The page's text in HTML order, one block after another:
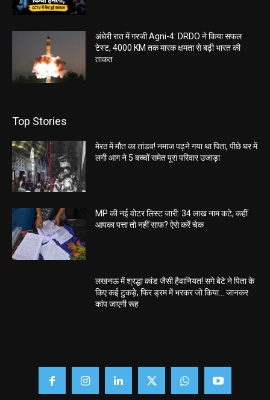
अंधेरी रात में गरजी Agni-4: DRDO ने किया सफल
टेस्ट, 4000 KM तक मारक क्षमता से बढ़ी भारत की
ताकत
Top Stories
मेरठ में मौत का तांडव! नमाज पढ़ने गया था पिता, पीछे घर में
लगी आग ने 5 बच्चों समेत पूरा परिवार उजाड़ा
MP की नई वोटर लिस्ट जारी: 34 लाख नाम कटे, कहीं
आपका पत्ता तो नहीं साफ? ऐसे करें चेक
लखनऊ में श्रद्धा कांड जैसी हैवानियत! सगे बेटे ने पिता के
किए कई टुकड़े, फिर ड्रम में भरकर जो किया… जानकर
कांप जाएगी रूह